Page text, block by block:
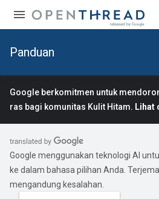
Panduan
Google berkomitmen untuk
ras bagi komunitas Kulit Hitam. Lihat
Google menggunakan teknologi AI
ke dalam bahasa pilihan Anda.
mengandung kesalahan.